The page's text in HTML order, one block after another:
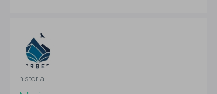
historia